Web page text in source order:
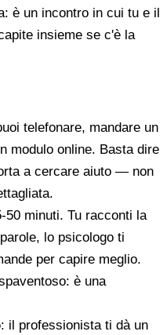
è un incontro in cui tu e il
insieme se c'è la
telefonare, mandare un
modulo online. Basta dire
a cercare aiuto — non
50 minuti. Tu racconti la
lo psicologo ti
per capire meglio.
è una
: il professionista ti dà un